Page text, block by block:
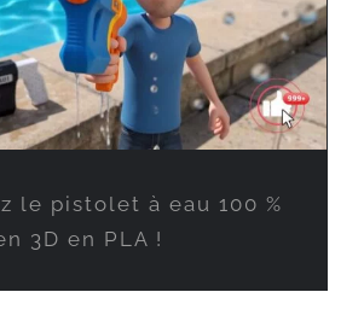
le pistolet à eau 100 %
3D en PLA !